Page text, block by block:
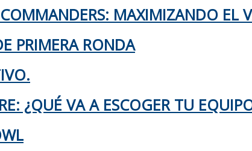
MAXIMIZANDO EL
PRIMERA RONDA
¿QUÉ VA A ESCOGER TU